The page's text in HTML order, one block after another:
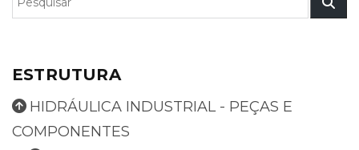
ESTRUTURA
HIDRÁULICA INDUSTRIAL - PEÇAS E
COMPONENTES